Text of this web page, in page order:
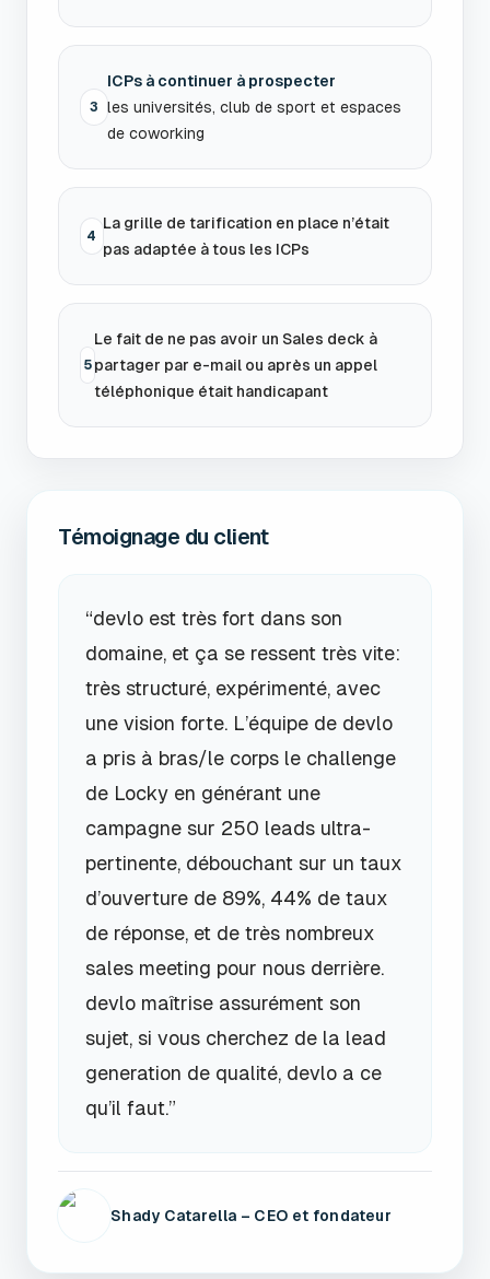
3
ICPs à continuer à prospecter
les universités, club de sport et espaces
de coworking
4
La grille de tarification en place n’était
pas adaptée à tous les ICPs
5
Le fait de ne pas avoir un Sales deck à
partager par e-mail ou après un appel
téléphonique était handicapant
Témoignage du client
“devlo est très fort dans son
domaine, et ça se ressent très vite:
très structuré, expérimenté, avec
une vision forte. L’équipe de devlo
a pris à bras/le corps le challenge
de Locky en générant une
campagne sur 250 leads ultra-
pertinente, débouchant sur un taux
d’ouverture de 89%, 44% de taux
de réponse, et de très nombreux
sales meeting pour nous derrière.
devlo maîtrise assurément son
sujet, si vous cherchez de la lead
generation de qualité, devlo a ce
qu’il faut.”
Shady Catarella – CEO et fondateur